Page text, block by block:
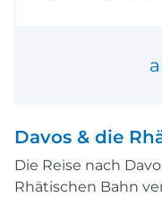
Davos & die
Die Reise nach
Rhätischen Bahn